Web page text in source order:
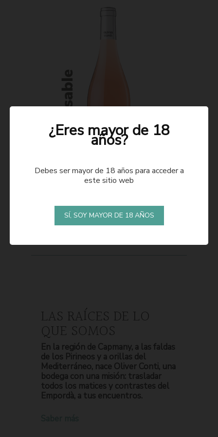
LAS RAÍCES DE LO
QUE SOMOS
En la región de Capmany, a las faldas
de los Pirineos y a orillas del
Mediterráneo, nace Oliver Conti, una
bodega con una misión: trasladar
todos los matices y contrastes del
Empordà, a tus encuentros.
¿Eres mayor de 18
años?
Debes ser mayor de 18 años para acceder a
este sitio web
SÍ, SOY MAYOR DE 18 AÑOS